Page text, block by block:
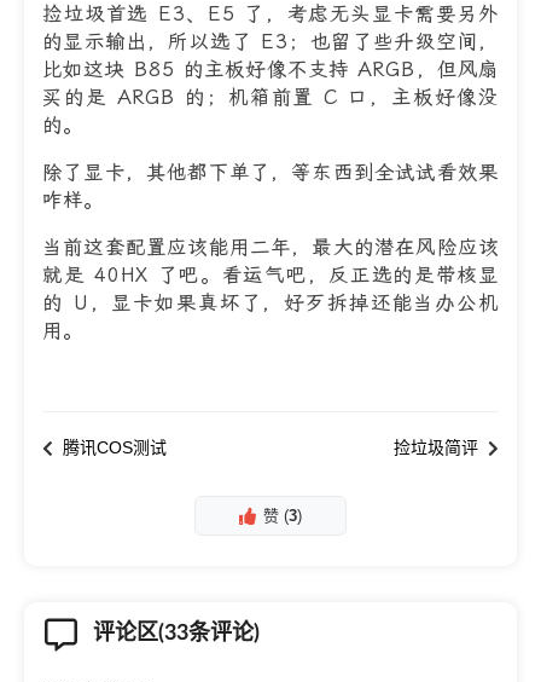
捡垃圾首选 E3、E5 了，考虑无头显卡需要另外
的显示输出，所以选了 E3；也留了些升级空间，
比如这块 B85 的主板好像不支持 ARGB，但风扇
买的是 ARGB 的；机箱前置 C 口，主板好像没
的。
除了显卡，其他都下单了，等东西到全试试看效果
咋样。
当前这套配置应该能用二年，最大的潜在风险应该
就是 40HX 了吧。看运气吧，反正选的是带核显
的 U，显卡如果真坏了，好歹拆掉还能当办公机
用。
腾讯COS测试 捡垃圾简评
赞 (3)
评论区(33条评论)